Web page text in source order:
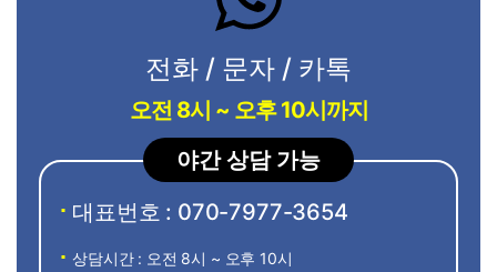
전화 / 문자 / 카톡
오전 8시 ~ 오후 10시까지
야간 상담 가능
대표번호 : 070-7977-3654
상담시간 : 오전 8시 ~ 오후 10시